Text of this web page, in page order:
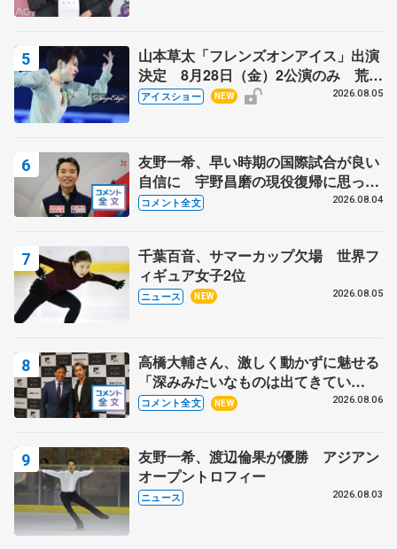
山本草太「フレンズオンアイス」出演
決定 8月28日（金）2公演のみ 荒川
静香さんプロデュース、20周年のアイ
アイスショー NEW 2026.08.05
友野一希、早い時期の国際試合が良い
自信に 宇野昌磨の現役復帰に思って
いること 【アジアンオープントロフ
コメント全文 2026.08.04
千葉百音、サマーカップ欠場 世界フ
ィギュア女子2位
ニュース NEW 2026.08.05
高橋大輔さん、激しく動かずに魅せる
「深みみたいなものは出てきてい
る？」 〝兄さん〟と慕うレジェンド
コメント全文 NEW 2026.08.06
友野一希、渡辺倫果が優勝 アジアン
オープントロフィー
ニュース 2026.08.03